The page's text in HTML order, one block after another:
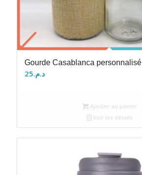
Gourde Casablanca personnalisé
د.م.25
Ajouter au panier
Voir les détails